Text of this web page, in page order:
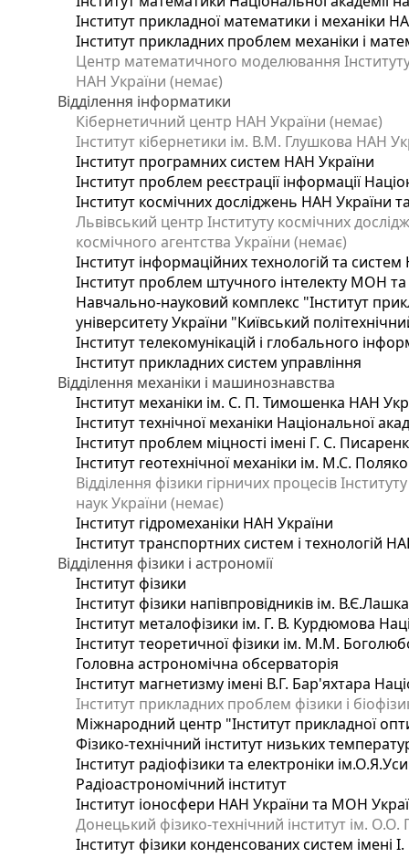
Інститут прикладної математики і механіки
Інститут прикладних проблем механіки і
Центр математичного моделювання
НАН України (немає)
Відділення інформатики
Кібернетичний центр НАН України (немає)
Інститут кібернетики ім. В.М. Глушкова НАН
Інститут програмних систем НАН України
Інститут проблем реєстрації інформації
Інститут космічних досліджень НАН України
Львівський центр Інституту космічних
космічного агентства України (немає)
Інститут інформаційних технологій та
Інститут проблем штучного інтелекту МОН
Навчально-науковий комплекс "Інститут
університету України "Київський
Інститут телекомунікацій і глобального
Інститут прикладних систем управління
Відділення механіки і машинознавства
Інститут механіки ім. С. П. Тимошенка НАН
Інститут технічної механіки Національної
Інститут проблем міцності імені Г. С.
Інститут геотехнічної механіки ім. М.С.
Відділення фізики гірничих процесів
наук України (немає)
Інститут гідромеханіки НАН України
Інститут транспортних систем і технологій
Відділення фізики і астрономії
Інститут фізики
Інститут фізики напівпровідників ім.
Інститут металофізики ім. Г. В. Курдюмова
Інститут теоретичної фізики ім. М.М.
Головна астрономічна обсерваторія
Інститут магнетизму імені В.Г. Бар'яхтара
Інститут прикладних проблем фізики і
Міжнародний центр "Інститут прикладної
Фізико-технічний інститут низьких
Інститут радіофізики та електроніки
Радіоастрономічний інститут
Інститут іоносфери НАН України та МОН
Донецький фізико-технічний інститут ім.
Інститут фізики конденсованих систем імені